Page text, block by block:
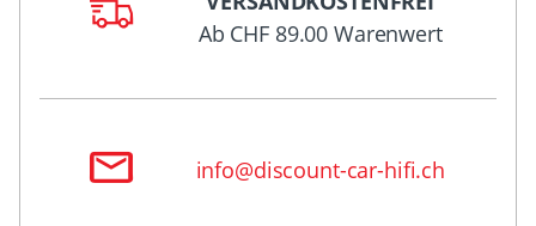
Ab CHF 89.00 Warenwert
info@discount-car-hifi.ch